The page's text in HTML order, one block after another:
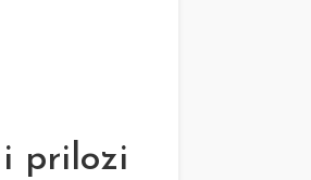
prilozi